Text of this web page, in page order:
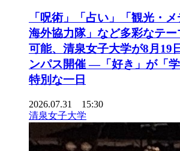
「呪術」「占い」「観光・
海外協力隊」など多彩なテ
可能、清泉女子大学が8月19
ンパス開催 ―「好き」が「
特別な一日
2026.07.31 15:30
清泉女子大学